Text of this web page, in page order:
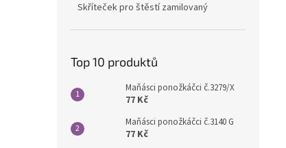
Skříteček pro štěstí zamilovaný
Top 10 produktů
Maňásci ponožkáčci č.3279/X
77 Kč
Maňásci ponožkáčci č.3140 G
77 Kč